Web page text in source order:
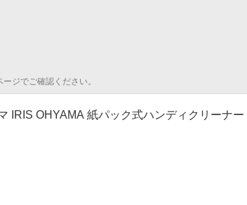
ジでご確認ください。
IRIS OHYAMA 紙パック式ハンディクリーナ